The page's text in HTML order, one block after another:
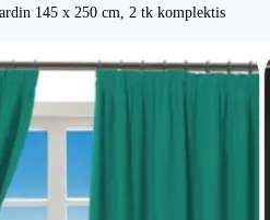
145 x 250 cm, 2 tk komplektis